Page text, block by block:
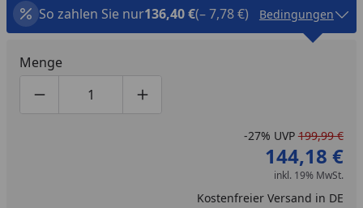
So zahlen Sie nur136,40 €(– 7,78 €) Bedingungen
Menge
Produktmenge um eins verringern
Produktmenge manuell eingeben
Produktmenge um eins erhöhen
-27% UVP 199,99 €
144,18 €
inkl. 19% MwSt.
Kostenfreier Versand in DE